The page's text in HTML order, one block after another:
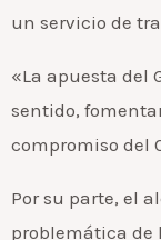
un servicio de
«La apuesta del
sentido,
compromiso del
Por su parte, el
problemática de